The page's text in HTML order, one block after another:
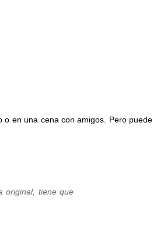
o en una cena con amigos. Pero puede
original, tiene que